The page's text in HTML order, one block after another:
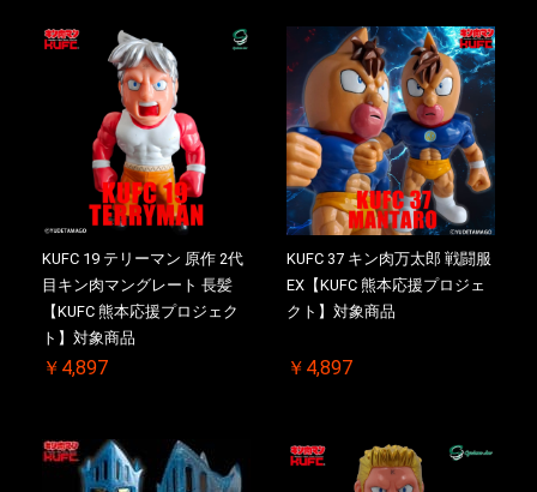
KUFC 19 テリーマン 原作 2代
目キン肉マングレート 長髪
【KUFC 熊本応援プロジェク
ト】対象商品
￥4,897
KUFC 37 キン肉万太郎 戦闘服
EX【KUFC 熊本応援プロジェ
クト】対象商品
￥4,897